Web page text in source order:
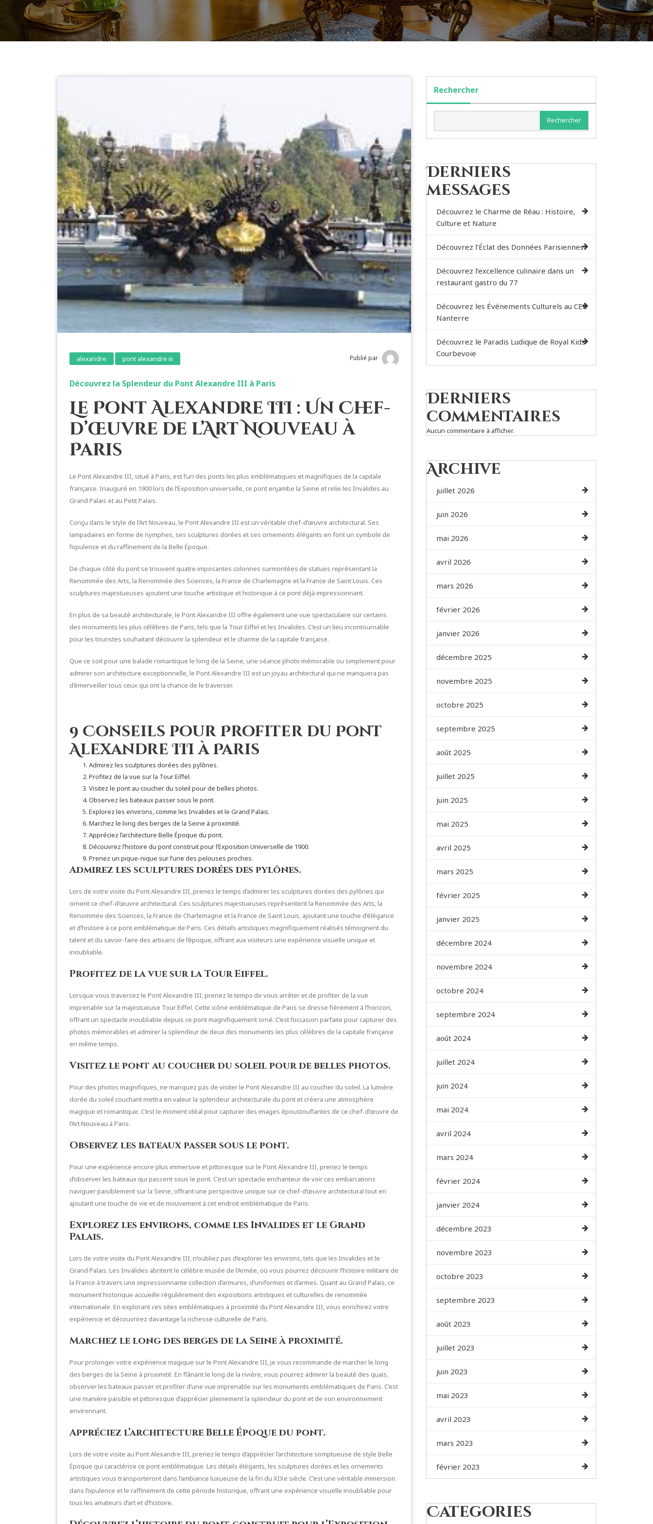
alexandre pont alexandre iii Publié par
Découvrez la Splendeur du Pont Alexandre III à Paris
Le Pont Alexandre III : Un Chef-
d’Œuvre de l’Art Nouveau à
Paris
Le Pont Alexandre III, situé à Paris, est l’un des ponts les plus emblématiques et magnifiques de la capitale
française. Inauguré en 1900 lors de l’Exposition universelle, ce pont enjambe la Seine et relie les Invalides au
Grand Palais et au Petit Palais.
Conçu dans le style de l’Art Nouveau, le Pont Alexandre III est un véritable chef-d’œuvre architectural. Ses
lampadaires en forme de nymphes, ses sculptures dorées et ses ornements élégants en font un symbole de
l’opulence et du raffinement de la Belle Époque.
De chaque côté du pont se trouvent quatre imposantes colonnes surmontées de statues représentant la
Renommée des Arts, la Renommée des Sciences, la France de Charlemagne et la France de Saint Louis. Ces
sculptures majestueuses ajoutent une touche artistique et historique à ce pont déjà impressionnant.
En plus de sa beauté architecturale, le Pont Alexandre III offre également une vue spectaculaire sur certains
des monuments les plus célèbres de Paris, tels que la Tour Eiffel et les Invalides. C’est un lieu incontournable
pour les touristes souhaitant découvrir la splendeur et le charme de la capitale française.
Que ce soit pour une balade romantique le long de la Seine, une séance photo mémorable ou simplement pour
admirer son architecture exceptionnelle, le Pont Alexandre III est un joyau architectural qui ne manquera pas
d’émerveiller tous ceux qui ont la chance de le traverser.
9 Conseils pour Profiter du Pont
Alexandre III à Paris
Admirez les sculptures dorées des pylônes.
Profitez de la vue sur la Tour Eiffel.
Visitez le pont au coucher du soleil pour de belles photos.
Observez les bateaux passer sous le pont.
Explorez les environs, comme les Invalides et le Grand Palais.
Marchez le long des berges de la Seine à proximité.
Appréciez l’architecture Belle Époque du pont.
Découvrez l’histoire du pont construit pour l’Exposition Universelle de 1900.
Prenez un pique-nique sur l’une des pelouses proches.
Admirez les sculptures dorées des pylônes.
Lors de votre visite du Pont Alexandre III, prenez le temps d’admirer les sculptures dorées des pylônes qui
ornent ce chef-d’œuvre architectural. Ces sculptures majestueuses représentent la Renommée des Arts, la
Renommée des Sciences, la France de Charlemagne et la France de Saint Louis, ajoutant une touche d’élégance
et d’histoire à ce pont emblématique de Paris. Ces détails artistiques magnifiquement réalisés témoignent du
talent et du savoir-faire des artisans de l’époque, offrant aux visiteurs une expérience visuelle unique et
inoubliable.
Profitez de la vue sur la Tour Eiffel.
Lorsque vous traversez le Pont Alexandre III, prenez le temps de vous arrêter et de profiter de la vue
imprenable sur la majestueuse Tour Eiffel. Cette icône emblématique de Paris se dresse fièrement à l’horizon,
offrant un spectacle inoubliable depuis ce pont magnifiquement orné. C’est l’occasion parfaite pour capturer des
photos mémorables et admirer la splendeur de deux des monuments les plus célèbres de la capitale française
en même temps.
Visitez le pont au coucher du soleil pour de belles photos.
Pour des photos magnifiques, ne manquez pas de visiter le Pont Alexandre III au coucher du soleil. La lumière
dorée du soleil couchant mettra en valeur la splendeur architecturale du pont et créera une atmosphère
magique et romantique. C’est le moment idéal pour capturer des images époustouflantes de ce chef-d’œuvre de
l’Art Nouveau à Paris.
Observez les bateaux passer sous le pont.
Pour une expérience encore plus immersive et pittoresque sur le Pont Alexandre III, prenez le temps
d’observer les bateaux qui passent sous le pont. C’est un spectacle enchanteur de voir ces embarcations
naviguer paisiblement sur la Seine, offrant une perspective unique sur ce chef-d’œuvre architectural tout en
ajoutant une touche de vie et de mouvement à cet endroit emblématique de Paris.
Explorez les environs, comme les Invalides et le Grand
Palais.
Lors de votre visite du Pont Alexandre III, n’oubliez pas d’explorer les environs, tels que les Invalides et le
Grand Palais. Les Invalides abritent le célèbre musée de l’Armée, où vous pourrez découvrir l’histoire militaire de
la France à travers une impressionnante collection d’armures, d’uniformes et d’armes. Quant au Grand Palais, ce
monument historique accueille régulièrement des expositions artistiques et culturelles de renommée
internationale. En explorant ces sites emblématiques à proximité du Pont Alexandre III, vous enrichirez votre
expérience et découvrirez davantage la richesse culturelle de Paris.
Marchez le long des berges de la Seine à proximité.
Pour prolonger votre expérience magique sur le Pont Alexandre III, je vous recommande de marcher le long
des berges de la Seine à proximité. En flânant le long de la rivière, vous pourrez admirer la beauté des quais,
observer les bateaux passer et profiter d’une vue imprenable sur les monuments emblématiques de Paris. C’est
une manière paisible et pittoresque d’apprécier pleinement la splendeur du pont et de son environnement
environnant.
Appréciez l’architecture Belle Époque du pont.
Lors de votre visite au Pont Alexandre III, prenez le temps d’apprécier l’architecture somptueuse de style Belle
Époque qui caractérise ce pont emblématique. Les détails élégants, les sculptures dorées et les ornements
artistiques vous transporteront dans l’ambiance luxueuse de la fin du XIXe siècle. C’est une véritable immersion
dans l’opulence et le raffinement de cette période historique, offrant une expérience visuelle inoubliable pour
tous les amateurs d’art et d’histoire.
Rechercher
Rechercher
Derniers
messages
Découvrez le Charme de Réau : Histoire,
Culture et Nature
Découvrez l’Éclat des Données Parisiennes
Découvrez l’excellence culinaire dans un
restaurant gastro du 77
Découvrez les Événements Culturels au CER
Nanterre
Découvrez le Paradis Ludique de Royal Kids
Courbevoie
Derniers
commentaires
Aucun commentaire à afficher.
Archive
juillet 2026
juin 2026
mai 2026
avril 2026
mars 2026
février 2026
janvier 2026
décembre 2025
novembre 2025
octobre 2025
septembre 2025
août 2025
juillet 2025
juin 2025
mai 2025
avril 2025
mars 2025
février 2025
janvier 2025
décembre 2024
novembre 2024
octobre 2024
septembre 2024
août 2024
juillet 2024
juin 2024
mai 2024
avril 2024
mars 2024
février 2024
janvier 2024
décembre 2023
novembre 2023
octobre 2023
septembre 2023
août 2023
juillet 2023
juin 2023
mai 2023
avril 2023
mars 2023
février 2023
Categories